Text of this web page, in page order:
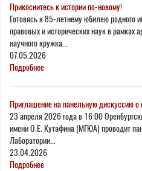
Прикоснитесь к истории по-новому!
Готовясь к 85-летнему юбилею родного
правовых и исторических наук в рамках
научного кружка...
07.05.2026
Подробнее
Приглашение на панельную дискуссию
23 апреля 2026 года в 16:00
имени О.Е. Кутафина (МГЮА) проводит
Лаборатории...
23.04.2026
Подробнее